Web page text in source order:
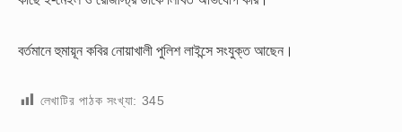
বর্তমানে হুমায়ূন কবির নোয়াখালী পুলিশ লাইন্সে সংযুক্ত আছেন।
লেখাটির পাঠক সংখ্যা: 345